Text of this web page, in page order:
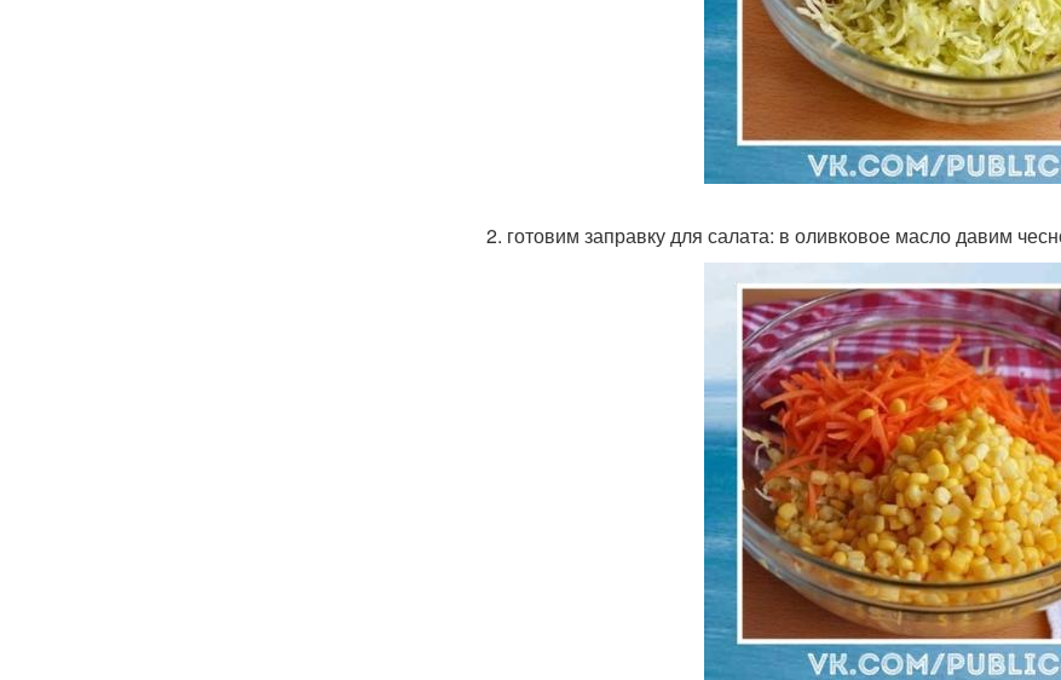
2. готовим заправку для салата: в оливковое масло давим